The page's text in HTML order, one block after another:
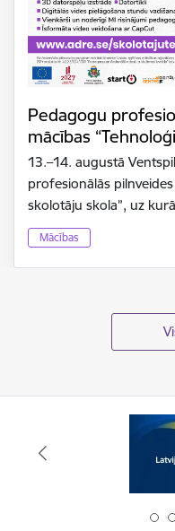
Pedagogu
mācības
13.–14. augustā
profesionālās
skolotāju skola”, uz
Mācības